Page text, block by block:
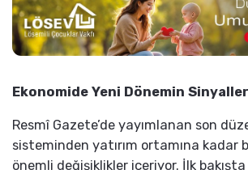
Ekonomide Yeni Dönemin
Resmî Gazete’de yayımlanan son
sisteminden yatırım ortamına kadar
önemli değişiklikler içeriyor. İlk